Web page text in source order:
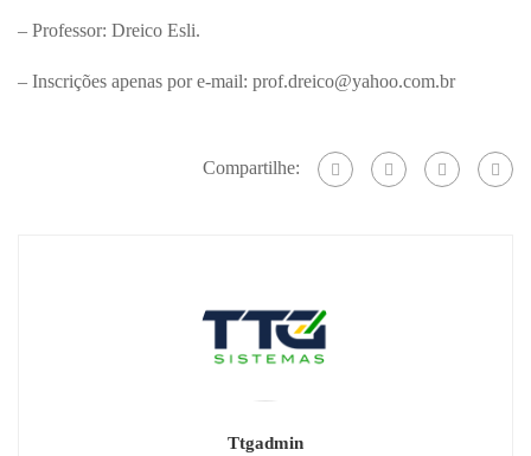
– Professor: Dreico Esli.
– Inscrições apenas por e-mail: prof.dreico@yahoo.com.br
Compartilhe:
Ttgadmin